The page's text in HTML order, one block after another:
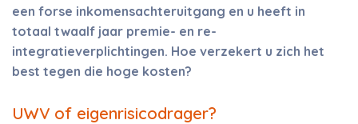
een forse inkomensachteruitgang en u heeft in
totaal twaalf jaar premie- en re-
integratieverplichtingen. Hoe verzekert u zich het
best tegen die hoge kosten?
UWV of eigenrisicodrager?